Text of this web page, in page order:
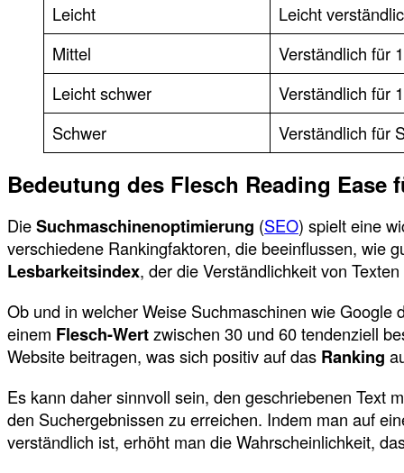
Leicht
Leicht
Mittel
Verständlich für
Leicht schwer
Verständlich für
Schwer
Verständlich für
Bedeutung des Flesch Reading
DieSuchmaschinenoptimierung (SEO) spielt eine
verschiedene Rankingfaktoren, die beeinflussen, wie
Lesbarkeitsindex, der die Verständlichkeit von
Ob und in welcher Weise Suchmaschinen wie
einem Flesch-Wertzwischen 30 und 60 tendenziell
Website beitragen, was sich positiv auf das Ranking
Es kann daher sinnvoll sein, den geschriebenen Text
den Suchergebnissen zu erreichen. Indem man auf
verständlich ist, erhöht man die Wahrscheinlichkeit,